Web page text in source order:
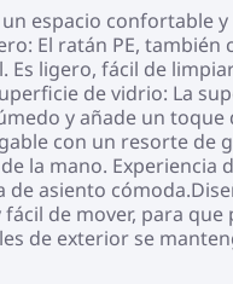
espacio confortable y
El ratán PE, también
ligero, fácil de
de vidrio: La
y añade un toque
con un resorte de
la mano. Experiencia
de asiento
de mover, para que
de exterior se